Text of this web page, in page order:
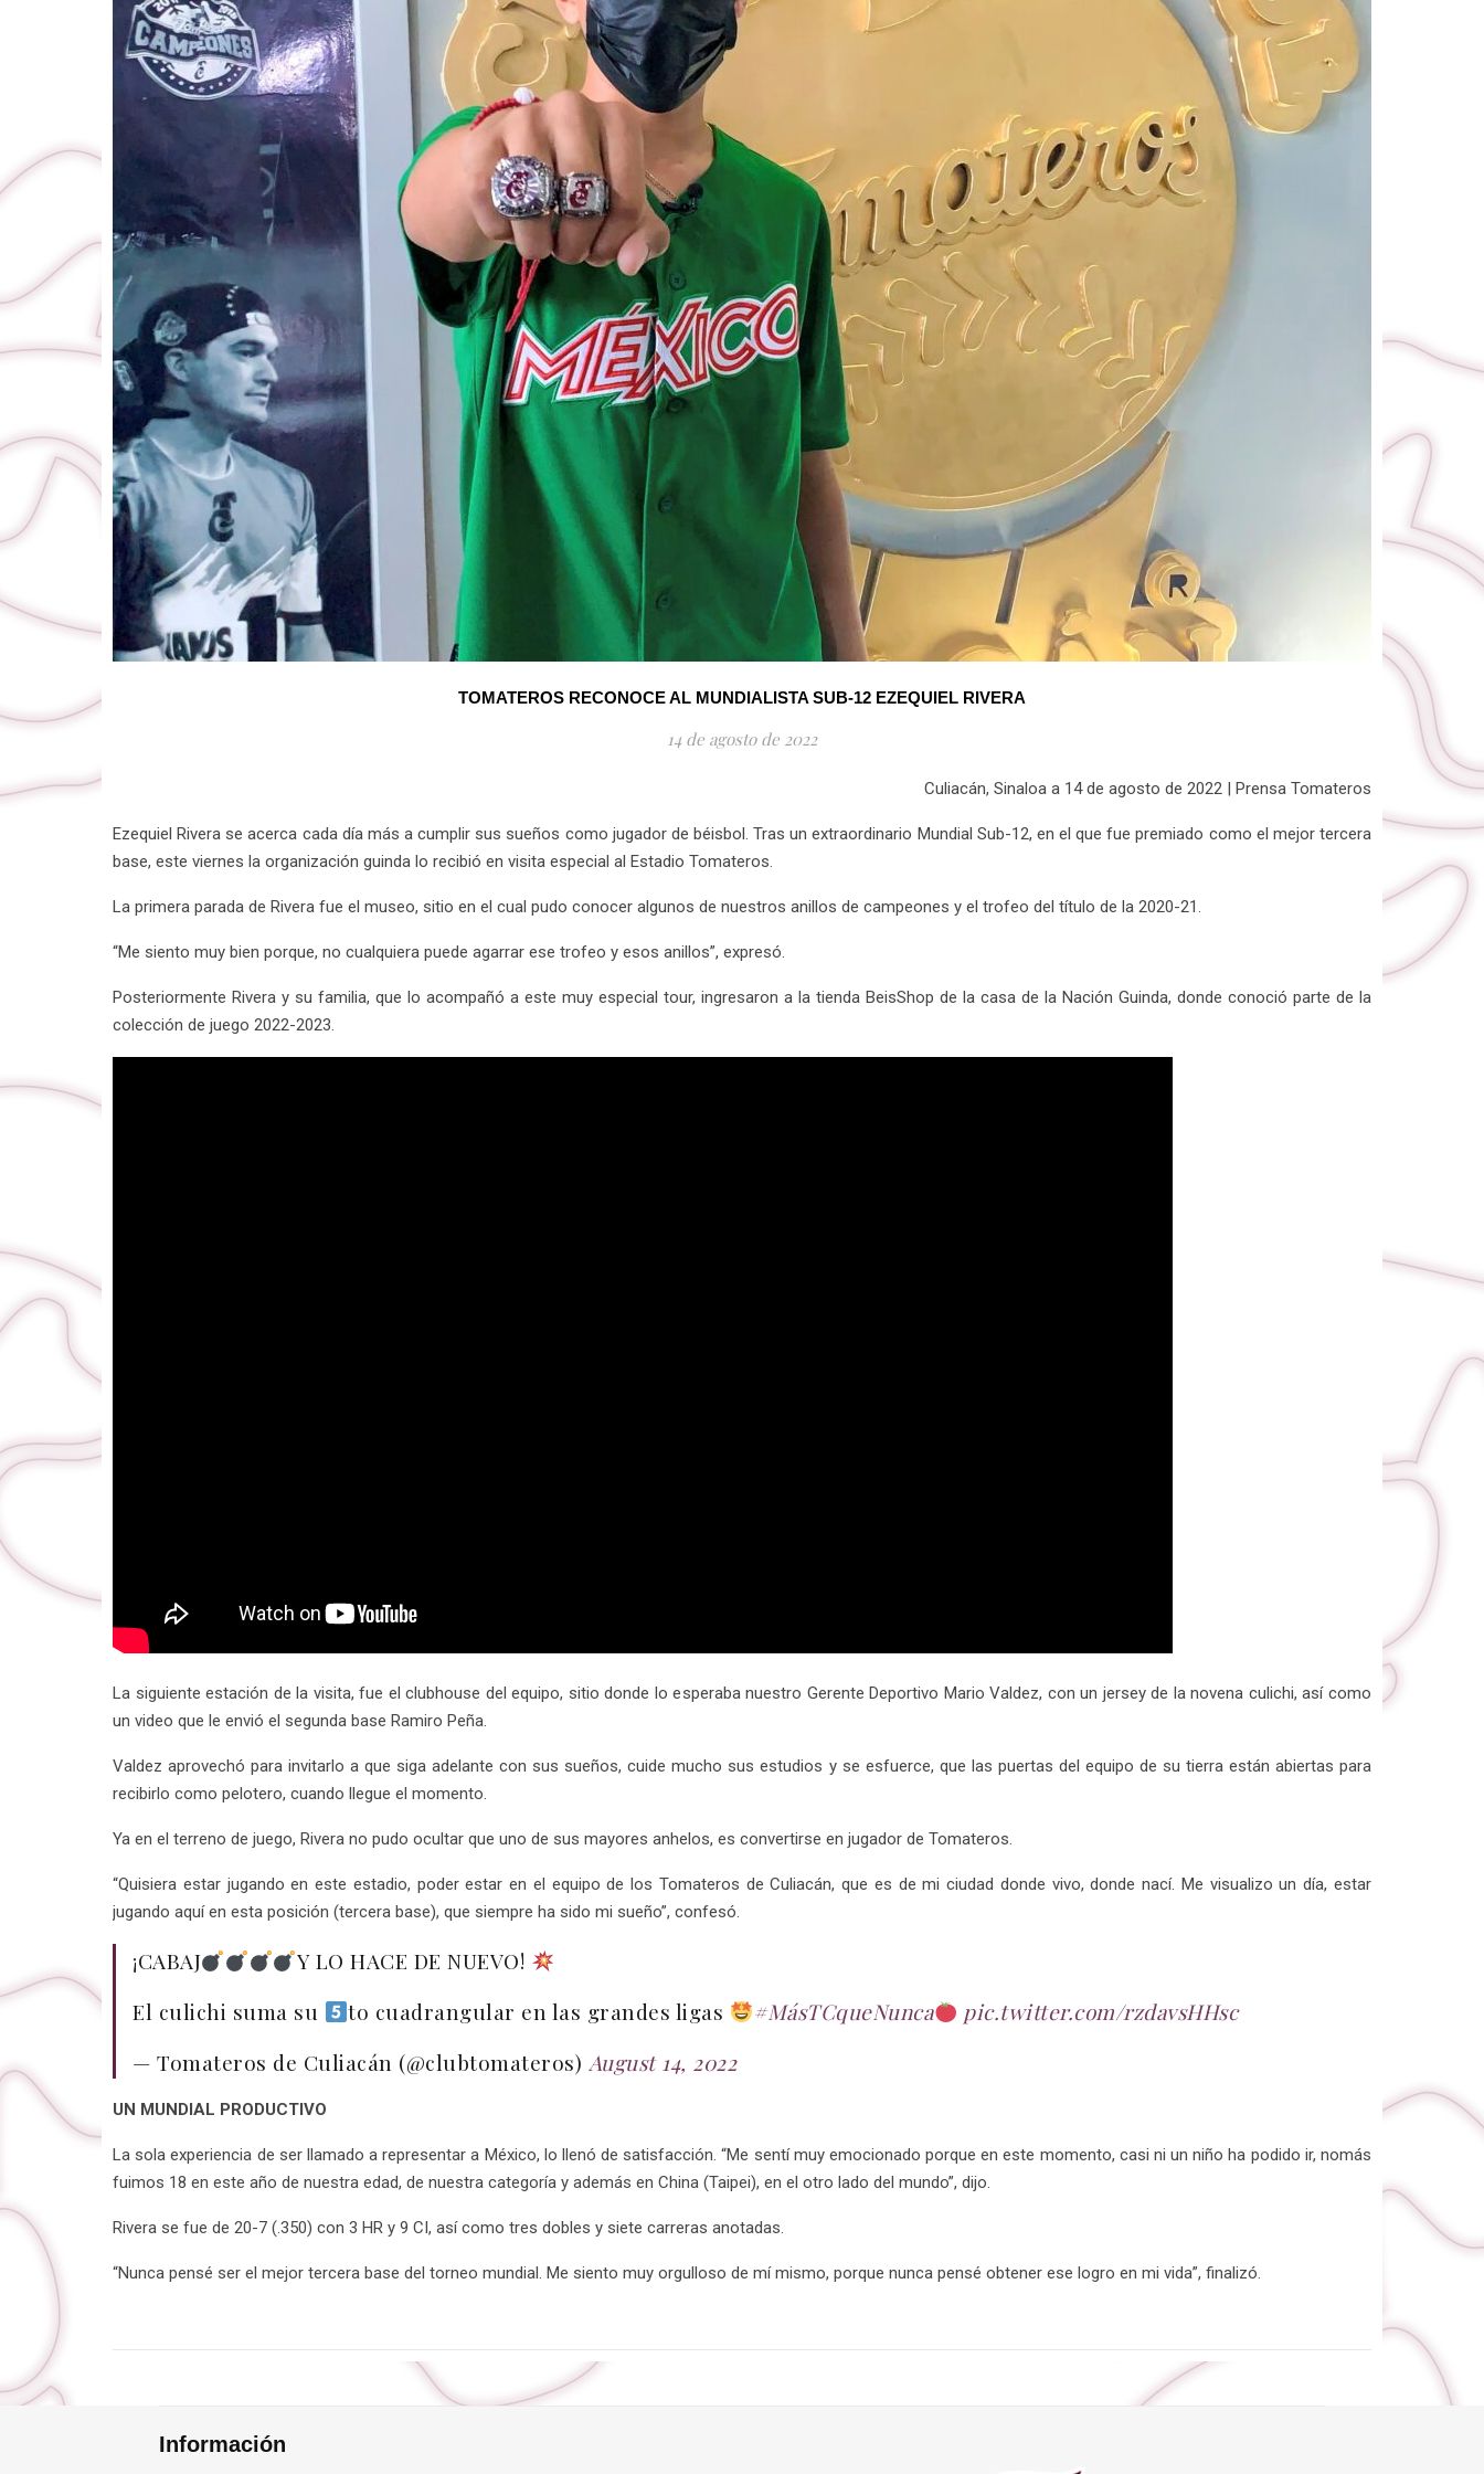
TOMATEROS RECONOCE AL MUNDIALISTA SUB-12 EZEQUIEL RIVERA
14 de agosto de 2022
Culiacán, Sinaloa a 14 de agosto de 2022 | Prensa Tomateros
Ezequiel Rivera se acerca cada día más a cumplir sus sueños como jugador de béisbol. Tras un extraordinario Mundial Sub-12, en el que fue premiado como el mejor tercera
base, este viernes la organización guinda lo recibió en visita especial al Estadio Tomateros.
La primera parada de Rivera fue el museo, sitio en el cual pudo conocer algunos de nuestros anillos de campeones y el trofeo del título de la 2020-21.
“Me siento muy bien porque, no cualquiera puede agarrar ese trofeo y esos anillos”, expresó.
Posteriormente Rivera y su familia, que lo acompañó a este muy especial tour, ingresaron a la tienda BeisShop de la casa de la Nación Guinda, donde conoció parte de la
colección de juego 2022-2023.
La siguiente estación de la visita, fue el clubhouse del equipo, sitio donde lo esperaba nuestro Gerente Deportivo Mario Valdez, con un jersey de la novena culichi, así como
un video que le envió el segunda base Ramiro Peña.
Valdez aprovechó para invitarlo a que siga adelante con sus sueños, cuide mucho sus estudios y se esfuerce, que las puertas del equipo de su tierra están abiertas para
recibirlo como pelotero, cuando llegue el momento.
Ya en el terreno de juego, Rivera no pudo ocultar que uno de sus mayores anhelos, es convertirse en jugador de Tomateros.
“Quisiera estar jugando en este estadio, poder estar en el equipo de los Tomateros de Culiacán, que es de mi ciudad donde vivo, donde nací. Me visualizo un día, estar
jugando aquí en esta posición (tercera base), que siempre ha sido mi sueño”, confesó.
¡CABAJ
Y LO HACE DE NUEVO!
El culichi suma su
to cuadrangular en las grandes ligas #MásTCqueNunca
pic.twitter.com/rzdavsHHsc
— Tomateros de Culiacán (@clubtomateros) August 14, 2022
UN MUNDIAL PRODUCTIVO
La sola experiencia de ser llamado a representar a México, lo llenó de satisfacción. “Me sentí muy emocionado porque en este momento, casi ni un niño ha podido ir, nomás
fuimos 18 en este año de nuestra edad, de nuestra categoría y además en China (Taipei), en el otro lado del mundo”, dijo.
Rivera se fue de 20-7 (.350) con 3 HR y 9 CI, así como tres dobles y siete carreras anotadas.
“Nunca pensé ser el mejor tercera base del torneo mundial. Me siento muy orgulloso de mí mismo, porque nunca pensé obtener ese logro en mi vida”, finalizó.
Información